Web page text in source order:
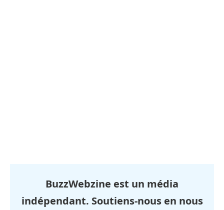
BuzzWebzine est un média
indépendant. Soutiens-nous en nous